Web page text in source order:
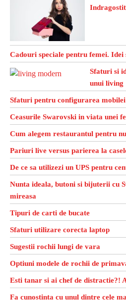
Cadouri speciale pentru femei.
Sfaturi si
unui living
Sfaturi pentru configurarea
Ceasurile Swarovski in viata unei
Cum alegem restaurantul pentru
Pariuri live versus parierea la
De ce sa utilizezi un UPS pentru
Nunta ideala, butoni si bijuterii cu
mireasa
Tipuri de carti de bucate
Sfaturi utilizare corecta laptop
Sugestii rochii lungi de vara
Optiuni modele de rochii de
Esti tanar si ai chef de distractie?!
Fa cunostinta cu unul dintre cele